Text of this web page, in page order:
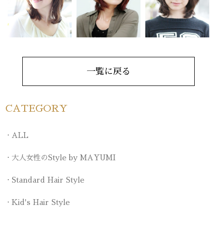
一覧に戻る
CATEGORY
ALL
大人女性のStyle by MAYUMI
Standard Hair Style
Kid's Hair Style